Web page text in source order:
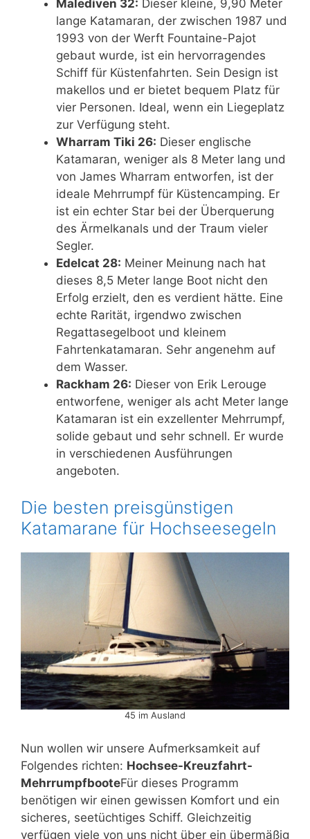
Malediven 32: Dieser kleine, 9,90 Meter
lange Katamaran, der zwischen 1987 und
1993 von der Werft Fountaine-Pajot
gebaut wurde, ist ein hervorragendes
Schiff für Küstenfahrten. Sein Design ist
makellos und er bietet bequem Platz für
vier Personen. Ideal, wenn ein Liegeplatz
zur Verfügung steht.
Wharram Tiki 26: Dieser englische
Katamaran, weniger als 8 Meter lang und
von James Wharram entworfen, ist der
ideale Mehrrumpf für Küstencamping. Er
ist ein echter Star bei der Überquerung
des Ärmelkanals und der Traum vieler
Segler.
Edelcat 28: Meiner Meinung nach hat
dieses 8,5 Meter lange Boot nicht den
Erfolg erzielt, den es verdient hätte. Eine
echte Rarität, irgendwo zwischen
Regattasegelboot und kleinem
Fahrtenkatamaran. Sehr angenehm auf
dem Wasser.
Rackham 26: Dieser von Erik Lerouge
entworfene, weniger als acht Meter lange
Katamaran ist ein exzellenter Mehrrumpf,
solide gebaut und sehr schnell. Er wurde
in verschiedenen Ausführungen
angeboten.
Die besten preisgünstigen
Katamarane für Hochseesegeln
45 im Ausland
Nun wollen wir unsere Aufmerksamkeit auf
Folgendes richten: Hochsee-Kreuzfahrt-
MehrrumpfbooteFür dieses Programm
benötigen wir einen gewissen Komfort und ein
sicheres, seetüchtiges Schiff. Gleichzeitig
verfügen viele von uns nicht über ein übermäßig